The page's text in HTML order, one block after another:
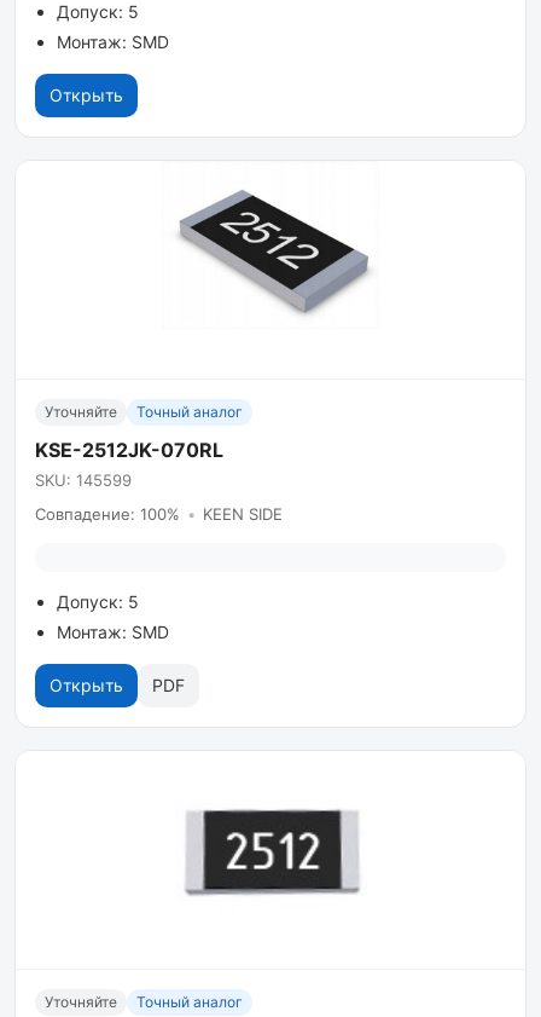
Допуск: 5
Монтаж: SMD
Открыть
Уточняйте Точный аналог
KSE-2512JK-070RL
SKU: 145599
Совпадение: 100% • KEEN SIDE
Допуск: 5
Монтаж: SMD
Открыть PDF
Уточняйте Точный аналог